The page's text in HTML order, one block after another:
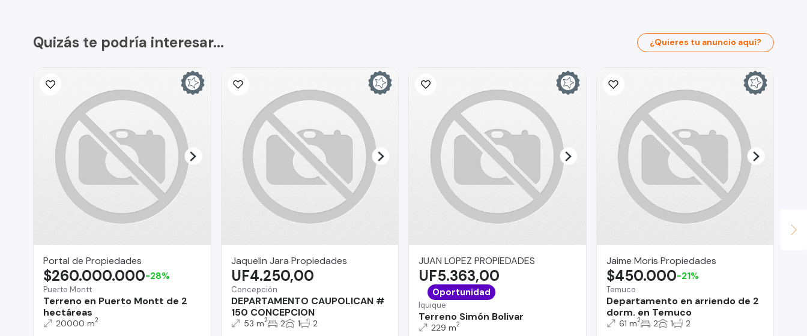
Quizás te podría interesar... ¿Quieres tu anuncio aquí?
Portal de Propiedades
Puerto Montt
Terreno en Puerto Montt de 2
hectáreas
$260.000.000-28%
20000 m2
Jaquelin Jara Propiedades
Concepción
DEPARTAMENTO CAUPOLICAN #
150 CONCEPCION
UF4.250,00
53 m2 2 1 2
JUAN LOPEZ PROPIEDADES
Iquique
Terreno Simón Bolivar
UF5.363,00
Oportunidad
229 m2
Jaime Moris Propiedades
Temuco
Departamento en arriendo de 2
dorm. en Temuco
$450.000-21%
61 m2 2 1 2